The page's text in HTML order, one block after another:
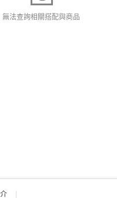
無法查詢相關搭配與商品